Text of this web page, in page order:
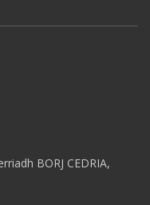
BORJ CEDRIA,